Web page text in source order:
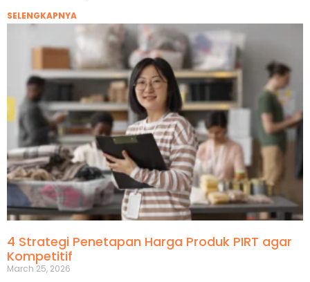
SELENGKAPNYA
4 Strategi Penetapan Harga Produk PIRT agar
Kompetitif
March 25, 2026